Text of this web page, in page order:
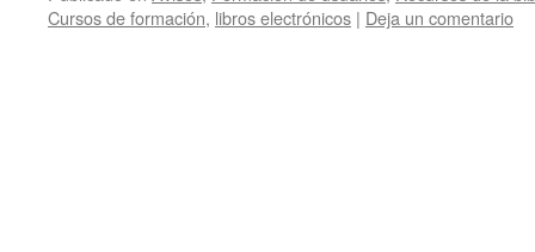
Cursos de formación, libros electrónicos | Deja un comentario